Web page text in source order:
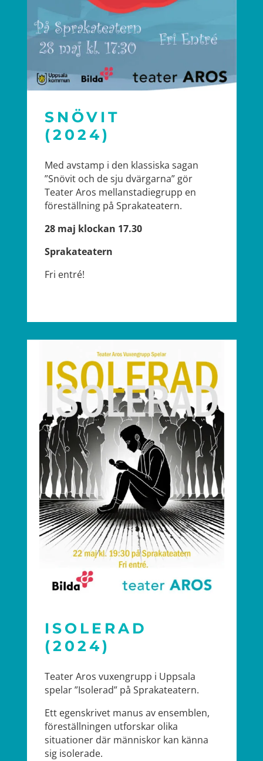
SNÖVIT
(2024)
Med avstamp i den klassiska sagan
”Snövit och de sju dvärgarna” gör
Teater Aros mellanstadiegrupp en
föreställning på Sprakateatern.
28 maj klockan 17.30
Sprakateatern
Fri entré!
ISOLERAD
(2024)
Teater Aros vuxengrupp i Uppsala
spelar ”Isolerad” på Sprakateatern.
Ett egenskrivet manus av ensemblen,
föreställningen utforskar olika
situationer där människor kan känna
sig isolerade.